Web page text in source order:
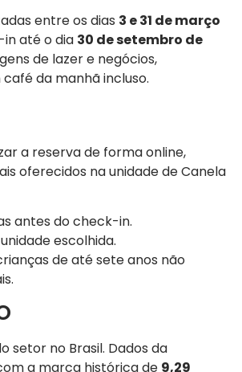
entre os dias 3 e 31 de março
até o dia 30 de setembro de
de lazer e negócios,
da manhã incluso.
a reserva de forma online,
oferecidos na unidade de Canela
antes do check-in.
escolhida.
de até sete anos não
setor no Brasil. Dados da
a marca histórica de 9,29